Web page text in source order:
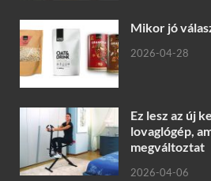
Mikor jó
2026-04-28
Ez lesz az új
lovaglógép,
megváltoztat
2026-04-06